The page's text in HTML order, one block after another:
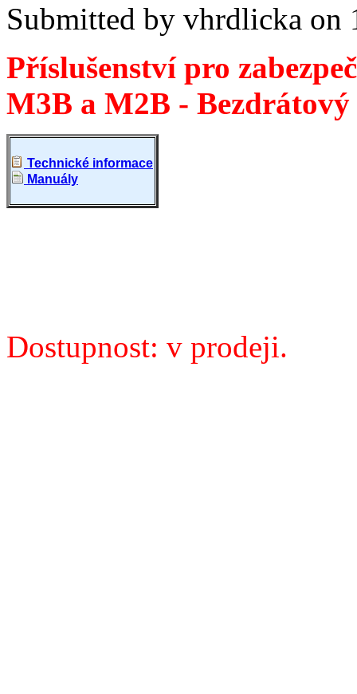
Submitted by vhrdlicka on
Příslušenství pro
M3B a M2B -
Technické informace
Manuály
Dostupnost: v prodeji.